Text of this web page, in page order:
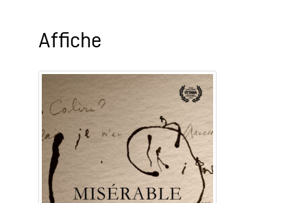
Affiche